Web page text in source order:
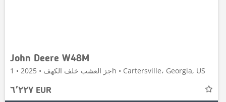
John Deere W48M
جز العشب خلف الكهف • 2025 • 1h • Cartersville، Georgia, US
٦٬٢٢٧ EUR